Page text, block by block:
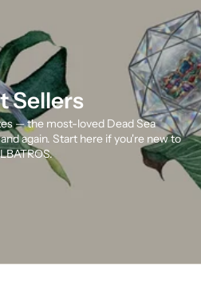
Sellers
— the most-loved Dead Sea
again. Start here if you're new to